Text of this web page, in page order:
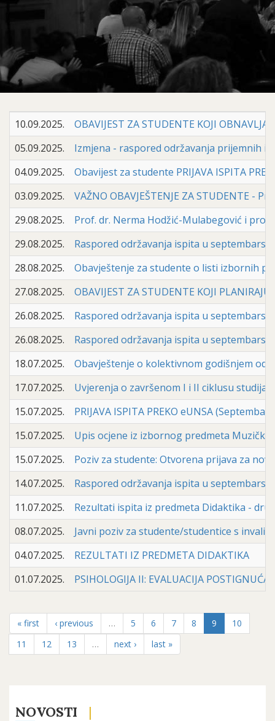
10.09.2025.
OBAVIJEST ZA STUDENTE KOJI
05.09.2025.
Izmjena - raspored održavanja prijemnih
04.09.2025.
Obavijest za studente PRIJAVA ISPITA
03.09.2025.
VAŽNO OBAVJEŠTENJE ZA STUDENTE -
29.08.2025.
Prof. dr. Nerma Hodžić-Mulabegović i
29.08.2025.
Raspored održavanja ispita u
28.08.2025.
Obavještenje za studente o listi izbornih
27.08.2025.
OBAVIJEST ZA STUDENTE KOJI
26.08.2025.
Raspored održavanja ispita u
26.08.2025.
Raspored održavanja ispita u
18.07.2025.
Obavještenje o kolektivnom godišnjem
17.07.2025.
Uvjerenja o završenom I i II ciklusu studija
15.07.2025.
PRIJAVA ISPITA PREKO eUNSA
15.07.2025.
Upis ocjene iz izbornog predmeta
15.07.2025.
Poziv za studente: Otvorena prijava za
14.07.2025.
Raspored održavanja ispita u
11.07.2025.
Rezultati ispita iz predmeta Didaktika -
08.07.2025.
Javni poziv za studente/studentice s
04.07.2025.
REZULTATI IZ PREDMETA DIDAKTIKA
01.07.2025.
PSIHOLOGIJA II: EVALUACIJA
« first ‹ previous … 5 6 7 8 9
10
11
12 13 … next › last »
NOVOSTI